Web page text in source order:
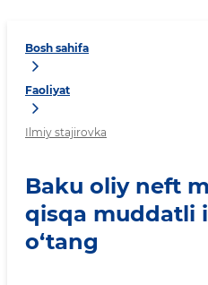
Bosh sahifa
Faoliyat
Ilmiy stajirovka
Baku oliy neft
qisqa muddatli
o‘tang